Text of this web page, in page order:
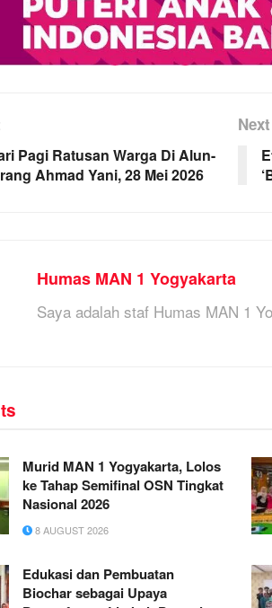
Pagi Ratusan Warga Di Alun-
Ahmad Yani, 28 Mei 2026
Humas MAN 1 Yogyakarta
Saya adalah staf Humas MAN 1
Murid MAN 1 Yogyakarta, Lolos
ke Tahap Semifinal OSN Tingkat
Nasional 2026
8 AUGUST 2026
Edukasi dan Pembuatan
Biochar sebagai Upaya